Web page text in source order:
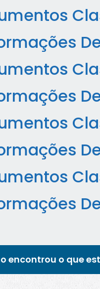
encontrou o que